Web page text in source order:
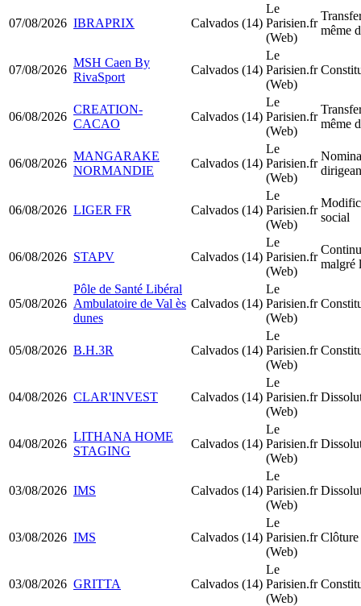
07/08/2026 IBRAPRIX Calvados (14)
Le
Parisien.fr
(Web)
même
07/08/2026
MSH Caen By
RivaSport
Calvados (14)
Le
Parisien.fr
(Web)
06/08/2026
CREATION-
CACAO
Calvados (14)
Le
Parisien.fr
(Web)
même
06/08/2026
MANGARAKE
NORMANDIE
Calvados (14)
Le
Parisien.fr
(Web)
06/08/2026 LIGER FR Calvados (14)
Le
Parisien.fr
(Web)
social
06/08/2026 STAPV Calvados (14)
Le
Parisien.fr
(Web)
malgré
05/08/2026
Pôle de Santé Libéral
Ambulatoire de Val ès
dunes
Calvados (14)
Le
Parisien.fr
(Web)
05/08/2026 B.H.3R Calvados (14)
Le
Parisien.fr
(Web)
04/08/2026 CLAR'INVEST Calvados (14)
Le
Parisien.fr
(Web)
04/08/2026
LITHANA HOME
STAGING
Calvados (14)
Le
Parisien.fr
(Web)
03/08/2026 IMS Calvados (14)
Le
Parisien.fr
(Web)
03/08/2026 IMS Calvados (14)
Le
Parisien.fr
(Web)
03/08/2026 GRITTA Calvados (14)
Le
Parisien.fr
(Web)